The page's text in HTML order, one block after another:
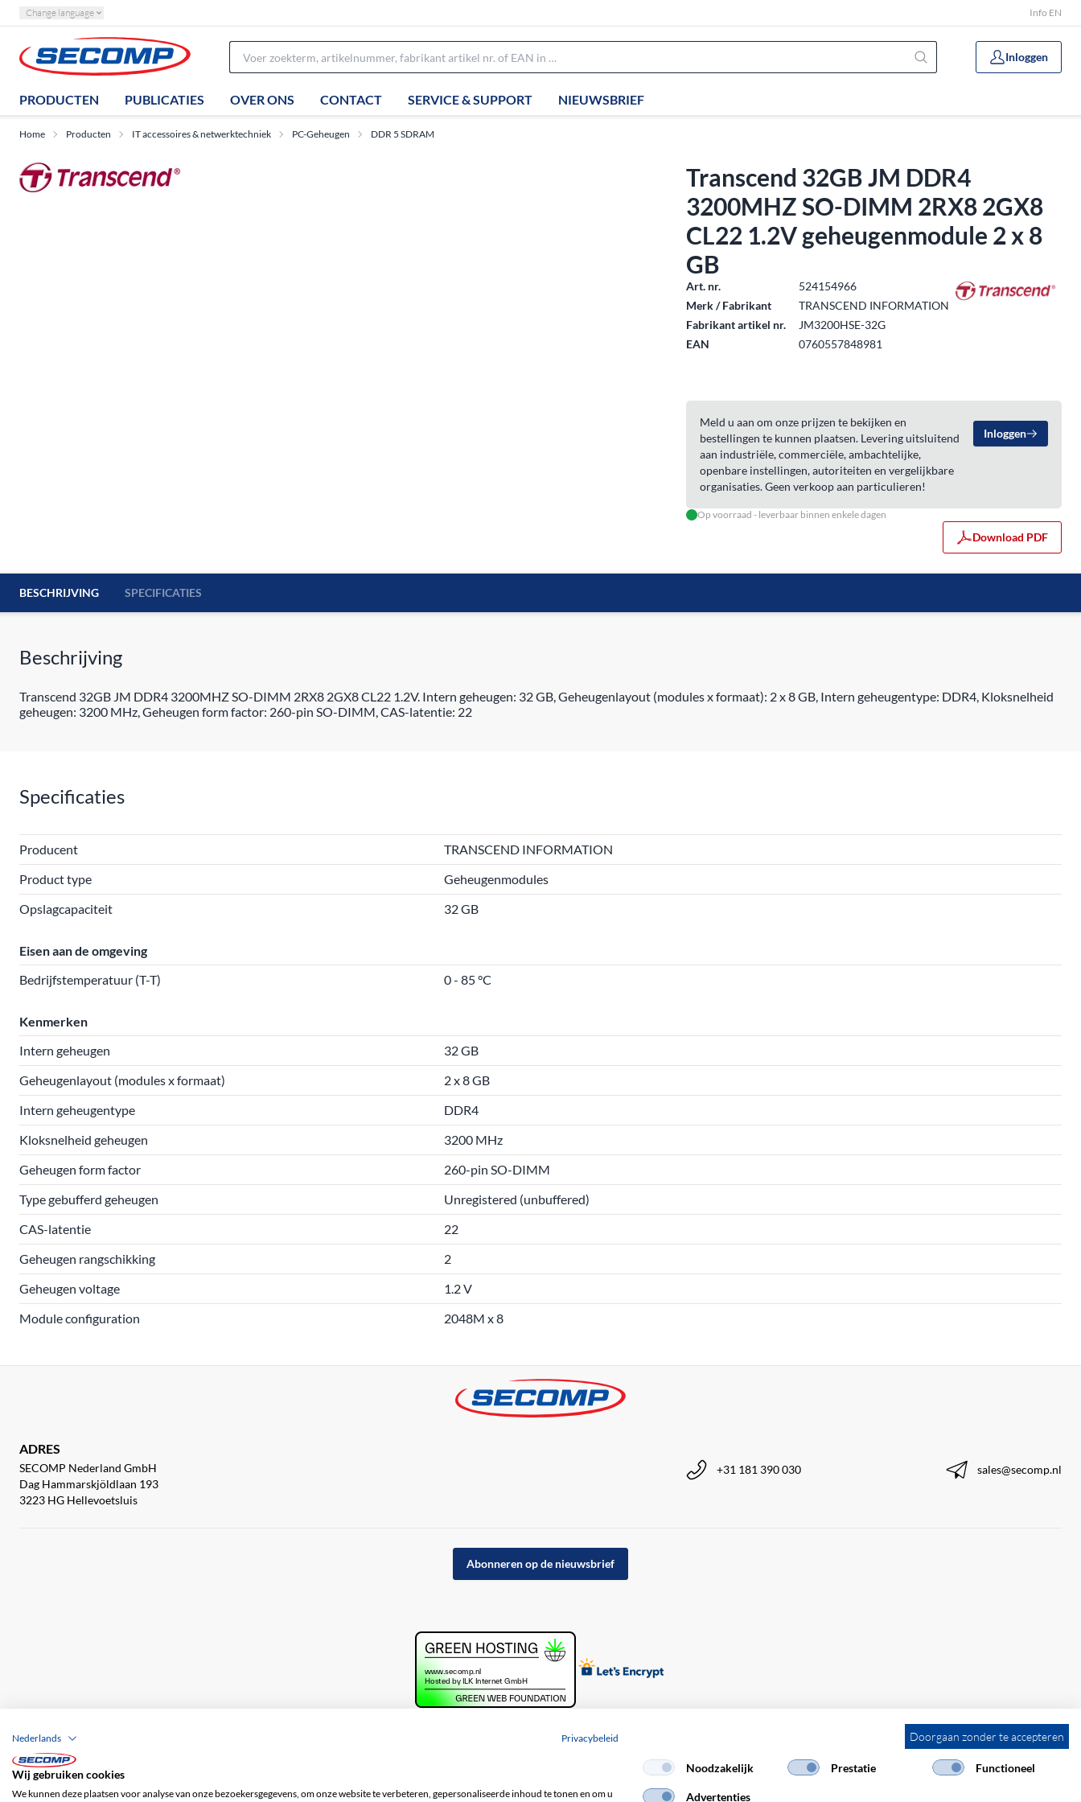
Change language Info EN
Inloggen
PRODUCTEN PUBLICATIES OVER ONS CONTACT SERVICE & SUPPORT NIEUWSBRIEF
Home Producten IT accessoires & netwerktechniek PC-Geheugen DDR 5 SDRAM
Transcend 32GB JM DDR4
3200MHZ SO-DIMM 2RX8 2GX8
CL22 1.2V geheugenmodule 2 x 8
GB
Art. nr.
524154966
Merk / Fabrikant
TRANSCEND INFORMATION
Fabrikant artikel nr.
JM3200HSE-32G
EAN
0760557848981
Meld u aan om onze prijzen te bekijken en
bestellingen te kunnen plaatsen. Levering uitsluitend
aan industriële, commerciële, ambachtelijke,
openbare instellingen, autoriteiten en vergelijkbare
organisaties. Geen verkoop aan particulieren!
Inloggen
Op voorraad - leverbaar binnen enkele dagen
Download PDF
BESCHRIJVING SPECIFICATIES
Beschrijving
Transcend 32GB JM DDR4 3200MHZ SO-DIMM 2RX8 2GX8 CL22 1.2V. Intern geheugen: 32 GB, Geheugenlayout (modules x formaat): 2 x 8 GB, Intern geheugentype: DDR4, Kloksnelheid
geheugen: 3200 MHz, Geheugen form factor: 260-pin SO-DIMM, CAS-latentie: 22
Specificaties
Producent
TRANSCEND INFORMATION
Product type
Geheugenmodules
Opslagcapaciteit
32 GB
Eisen aan de omgeving
Bedrijfstemperatuur (T-T)
0 - 85 °C
Kenmerken
Intern geheugen
32 GB
Geheugenlayout (modules x formaat)
2 x 8 GB
Intern geheugentype
DDR4
Kloksnelheid geheugen
3200 MHz
Geheugen form factor
260-pin SO-DIMM
Type gebufferd geheugen
Unregistered (unbuffered)
CAS-latentie
22
Geheugen rangschikking
2
Geheugen voltage
1.2 V
Module configuration
2048M x 8
ADRES
SECOMP Nederland GmbH
Dag Hammarskjöldlaan 193
3223 HG Hellevoetsluis
+31 181 390 030 sales@secomp.nl
Abonneren op de nieuwsbrief
Doorgaan zonder te accepteren
Nederlands Privacybeleid
Wij gebruiken cookies
We kunnen deze plaatsen voor analyse van onze bezoekersgegevens, om onze website te verbeteren, gepersonaliseerde inhoud te tonen en om u
Noodzakelijk Prestatie Functioneel
Advertenties